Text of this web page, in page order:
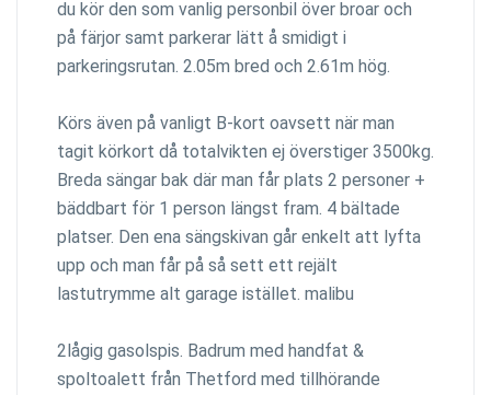
du kör den som vanlig personbil över broar och
på färjor samt parkerar lätt å smidigt i
parkeringsrutan. 2.05m bred och 2.61m hög.
Körs även på vanligt B-kort oavsett när man
tagit körkort då totalvikten ej överstiger 3500kg.
Breda sängar bak där man får plats 2 personer +
bäddbart för 1 person längst fram. 4 bältade
platser. Den ena sängskivan går enkelt att lyfta
upp och man får på så sett ett rejält
lastutrymme alt garage istället. malibu
2lågig gasolspis. Badrum med handfat &
spoltoalett från Thetford med tillhörande